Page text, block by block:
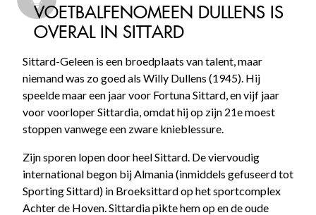
VOETBALFENOMEEN DULLENS IS
OVERAL IN SITTARD
Sittard-Geleen is een broedplaats van talent, maar
niemand was zo goed als Willy Dullens (1945). Hij
speelde maar een jaar voor Fortuna Sittard, en vijf jaar
voor voorloper Sittardia, omdat hij op zijn 21e moest
stoppen vanwege een zware knieblessure.
Zijn sporen lopen door heel Sittard. De viervoudig
international begon bij Almania (inmiddels gefuseerd tot
Sporting Sittard) in Broeksittard op het sportcomplex
Achter de Hoven. Sittardia pikte hem op en de oude